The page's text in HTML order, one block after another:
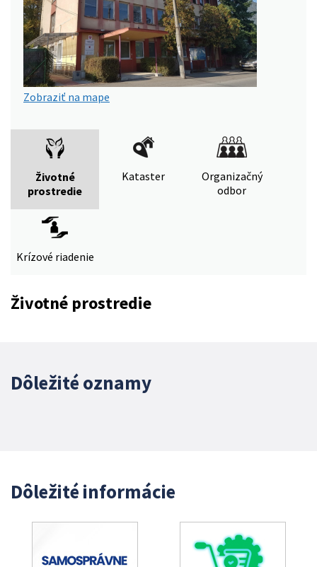
Zobraziť na mape
Životné
prostredie
Kataster
Organizačný
odbor
Krízové riadenie
Životné prostredie
Dôležité oznamy
Dôležité informácie